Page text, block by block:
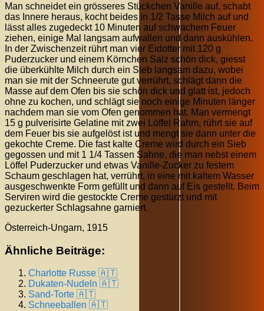
Man schneidet ein grösseres Stückchen Vanille auf, schabt
das Innere heraus, kocht beides in 1/2 Tasse Milch auf und
lässt alles zugedeckt 10 Minuten auf schwachem Feuer
ziehen, einige Mal langsam aufwallen und dann auskühlen.
In der Zwischenzeit rührt man vier Eidotter mit 120 g
Puderzucker und einem Körnchen Salz schön dick, giesst
die überkühlte Milch durch ein Sieb langsam dazu, wobei
man sie mit der Schneerute gut verrührt, schlägt dann die
Masse auf dem Ofen bis sie schön dick und glatt ist, jedoch
ohne zu kochen, und schlägt sie noch einige Minuten länger
nachdem man sie vom Ofen genommen hat. Man vermengt
15 g pulverisirte Gelatine mit zwei Löffel Rahm, rührt sie auf
dem Feuer bis sie aufgelöst ist und mengt sie dann unter die
gekochte Creme. Die fast kalte Creme wird durch ein Sieb
gegossen und mit 1 1/4 Tassen Sahne, die man nebst einem
Löffel Puderzucker und etwas Vanille-Zucker zu festem
Schaum geschlagen hat, verrührt, in eine mit kaltem Wasser
ausgeschwenkte Form gefüllt und dann auf Eis gestellt. Beim
Serviren wird die gestockte Creme gestürzt und mit
gezuckerter Schlagsahne garniert.
Österreich-Ungarn, 1915
Ähnliche Beiträge:
Charlotte Russe 🇦🇹
Dukaten-Nudeln 🇦🇹
Sand-Torte 🇦🇹
Schneeballen 🇦🇹